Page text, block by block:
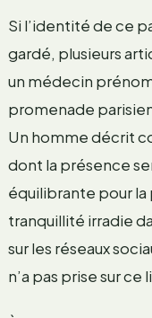
Si l’identité de ce
gardé, plusieurs
un médecin
promenade
Un homme décrit
dont la présence
équilibrante pour
tranquillité irradie
sur les réseaux
n’a pas prise sur